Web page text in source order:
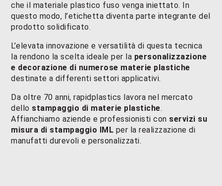
che il materiale plastico fuso venga iniettato. In
questo modo, l’etichetta diventa parte integrante del
prodotto solidificato.
L’elevata innovazione e versatilità di questa tecnica
la rendono la scelta ideale per la personalizzazione
e decorazione di numerose materie plastiche
destinate a differenti settori applicativi.
Da oltre 70 anni, rapidplastics lavora nel mercato
dello stampaggio di materie plastiche.
Affianchiamo aziende e professionisti con servizi su
misura di stampaggio IML per la realizzazione di
manufatti durevoli e personalizzati.